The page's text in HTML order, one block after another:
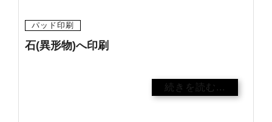
パッド印刷
石(異形物)へ印刷
続きを読む...